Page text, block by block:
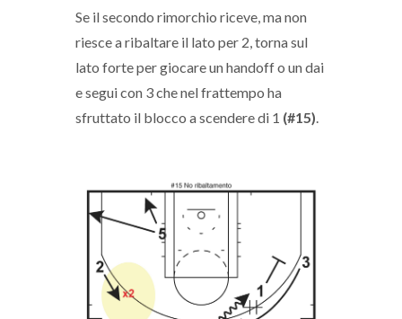
Se il secondo rimorchio riceve, ma non
riesce a ribaltare il lato per 2, torna sul
lato forte per giocare un handoff o un dai
e segui con 3 che nel frattempo ha
sfruttato il blocco a scendere di 1 (#15).